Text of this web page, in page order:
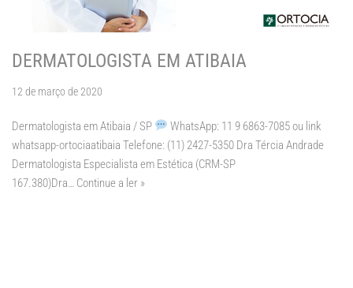
DERMATOLOGISTA EM ATIBAIA
12 de março de 2020
Dermatologista em Atibaia / SP
WhatsApp: 11 9 6863-7085 ou link
whatsapp-ortociaatibaia Telefone: (11) 2427-5350 Dra Tércia Andrade
Dermatologista Especialista em Estética (CRM-SP
167.380)Dra… Continue a ler »